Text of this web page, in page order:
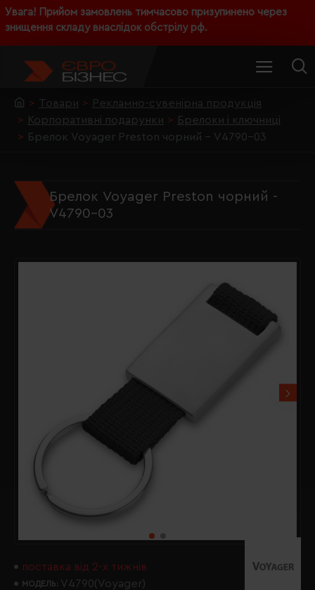
Увага! Прийом замовлень тимчасово призупинено через
знищення складу внаслідок обстрілу рф.
Товари
Рекламно-сувенірна продукція
Корпоративні подарунки
Брелоки і ключниці
Брелок Voyager Preston чорний - V4790-03
Брелок Voyager Preston чорний -
V4790-03
поставка від 2-х тижнів
МОДЕЛЬ: V4790(Voyager)